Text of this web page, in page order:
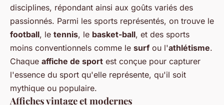
disciplines, répondant ainsi aux goûts variés des
passionnés. Parmi les sports représentés, on trouve le
football, le tennis, le basket-ball, et des sports
moins conventionnels comme le surf ou l'athlétisme.
Chaque affiche de sport est conçue pour capturer
l'essence du sport qu'elle représente, qu'il soit
mythique ou populaire.
Affiches vintage et modernes